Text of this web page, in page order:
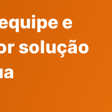
e
solução